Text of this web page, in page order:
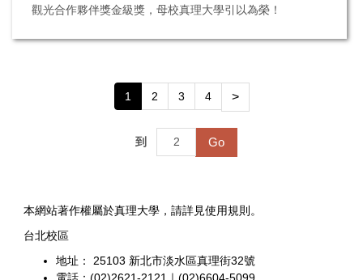
觀光合作夥伴獎金級獎，母校真理大學引以為榮！
1 2 3 4 >
到 Go
本網站著作權屬於真理大學，請詳見使用規則。
台北校區
地址： 25103 新北市淡水區真理街32號